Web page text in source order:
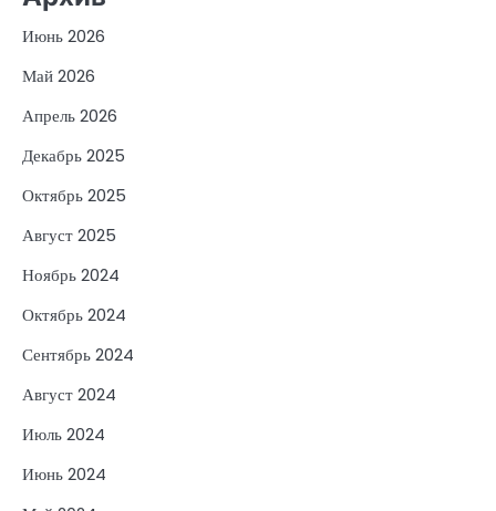
Июнь 2026
Май 2026
Апрель 2026
Декабрь 2025
Октябрь 2025
Август 2025
Ноябрь 2024
Октябрь 2024
Сентябрь 2024
Август 2024
Июль 2024
Июнь 2024